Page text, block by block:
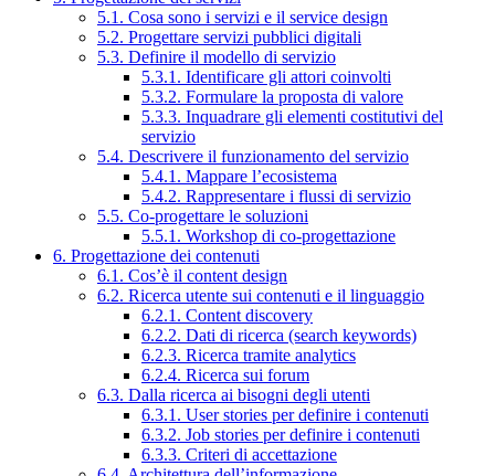
5.1. Cosa sono i servizi e il service design
5.2. Progettare servizi pubblici digitali
5.3. Definire il modello di servizio
5.3.1. Identificare gli attori coinvolti
5.3.2. Formulare la proposta di valore
5.3.3. Inquadrare gli elementi costitutivi del
servizio
5.4. Descrivere il funzionamento del servizio
5.4.1. Mappare l’ecosistema
5.4.2. Rappresentare i flussi di servizio
5.5. Co-progettare le soluzioni
5.5.1. Workshop di co-progettazione
6. Progettazione dei contenuti
6.1. Cos’è il content design
6.2. Ricerca utente sui contenuti e il linguaggio
6.2.1. Content discovery
6.2.2. Dati di ricerca (search keywords)
6.2.3. Ricerca tramite analytics
6.2.4. Ricerca sui forum
6.3. Dalla ricerca ai bisogni degli utenti
6.3.1. User stories per definire i contenuti
6.3.2. Job stories per definire i contenuti
6.3.3. Criteri di accettazione